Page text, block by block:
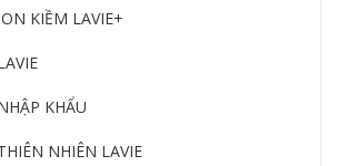
KIỀM LAVIE+
KHẨU
NHIÊN LAVIE